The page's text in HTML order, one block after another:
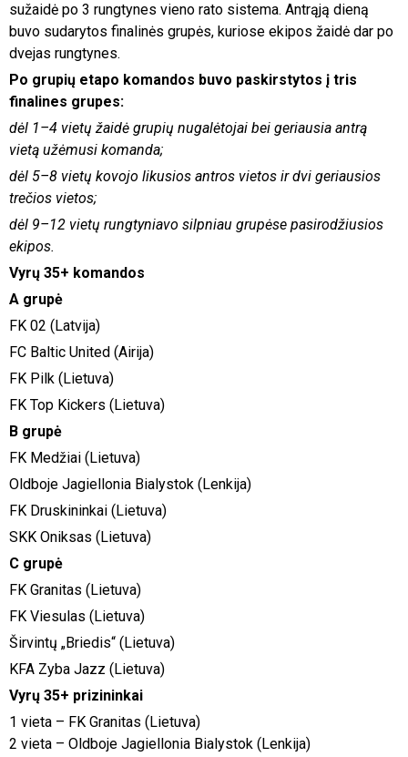
sužaidė po 3 rungtynes vieno rato sistema. Antrąją dieną
buvo sudarytos finalinės grupės, kuriose ekipos žaidė dar po
dvejas rungtynes.
Po grupių etapo komandos buvo paskirstytos į tris
finalines grupes:
dėl 1–4 vietų žaidė grupių nugalėtojai bei geriausia antrą
vietą užėmusi komanda;
dėl 5–8 vietų kovojo likusios antros vietos ir dvi geriausios
trečios vietos;
dėl 9–12 vietų rungtyniavo silpniau grupėse pasirodžiusios
ekipos.
Vyrų 35+ komandos
A grupė
FK 02 (Latvija)
FC Baltic United (Airija)
FK Pilk (Lietuva)
FK Top Kickers (Lietuva)
B grupė
FK Medžiai (Lietuva)
Oldboje Jagiellonia Bialystok (Lenkija)
FK Druskininkai (Lietuva)
SKK Oniksas (Lietuva)
C grupė
FK Granitas (Lietuva)
FK Viesulas (Lietuva)
Širvintų „Briedis“ (Lietuva)
KFA Zyba Jazz (Lietuva)
Vyrų 35+ prizininkai
1 vieta – FK Granitas (Lietuva)
2 vieta – Oldboje Jagiellonia Bialystok (Lenkija)